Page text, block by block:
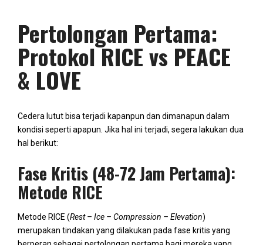
Pertolongan Pertama:
Protokol RICE vs PEACE
& LOVE
Cedera lutut bisa terjadi kapanpun dan dimanapun dalam
kondisi seperti apapun. Jika hal ini terjadi, segera lakukan dua
hal berikut:
Fase Kritis (48-72 Jam Pertama):
Metode RICE
Metode RICE (Rest – Ice – Compression – Elevation)
merupakan tindakan yang dilakukan pada fase kritis yang